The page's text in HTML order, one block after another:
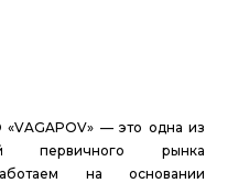
— это одна из
первичного рынка
на основании